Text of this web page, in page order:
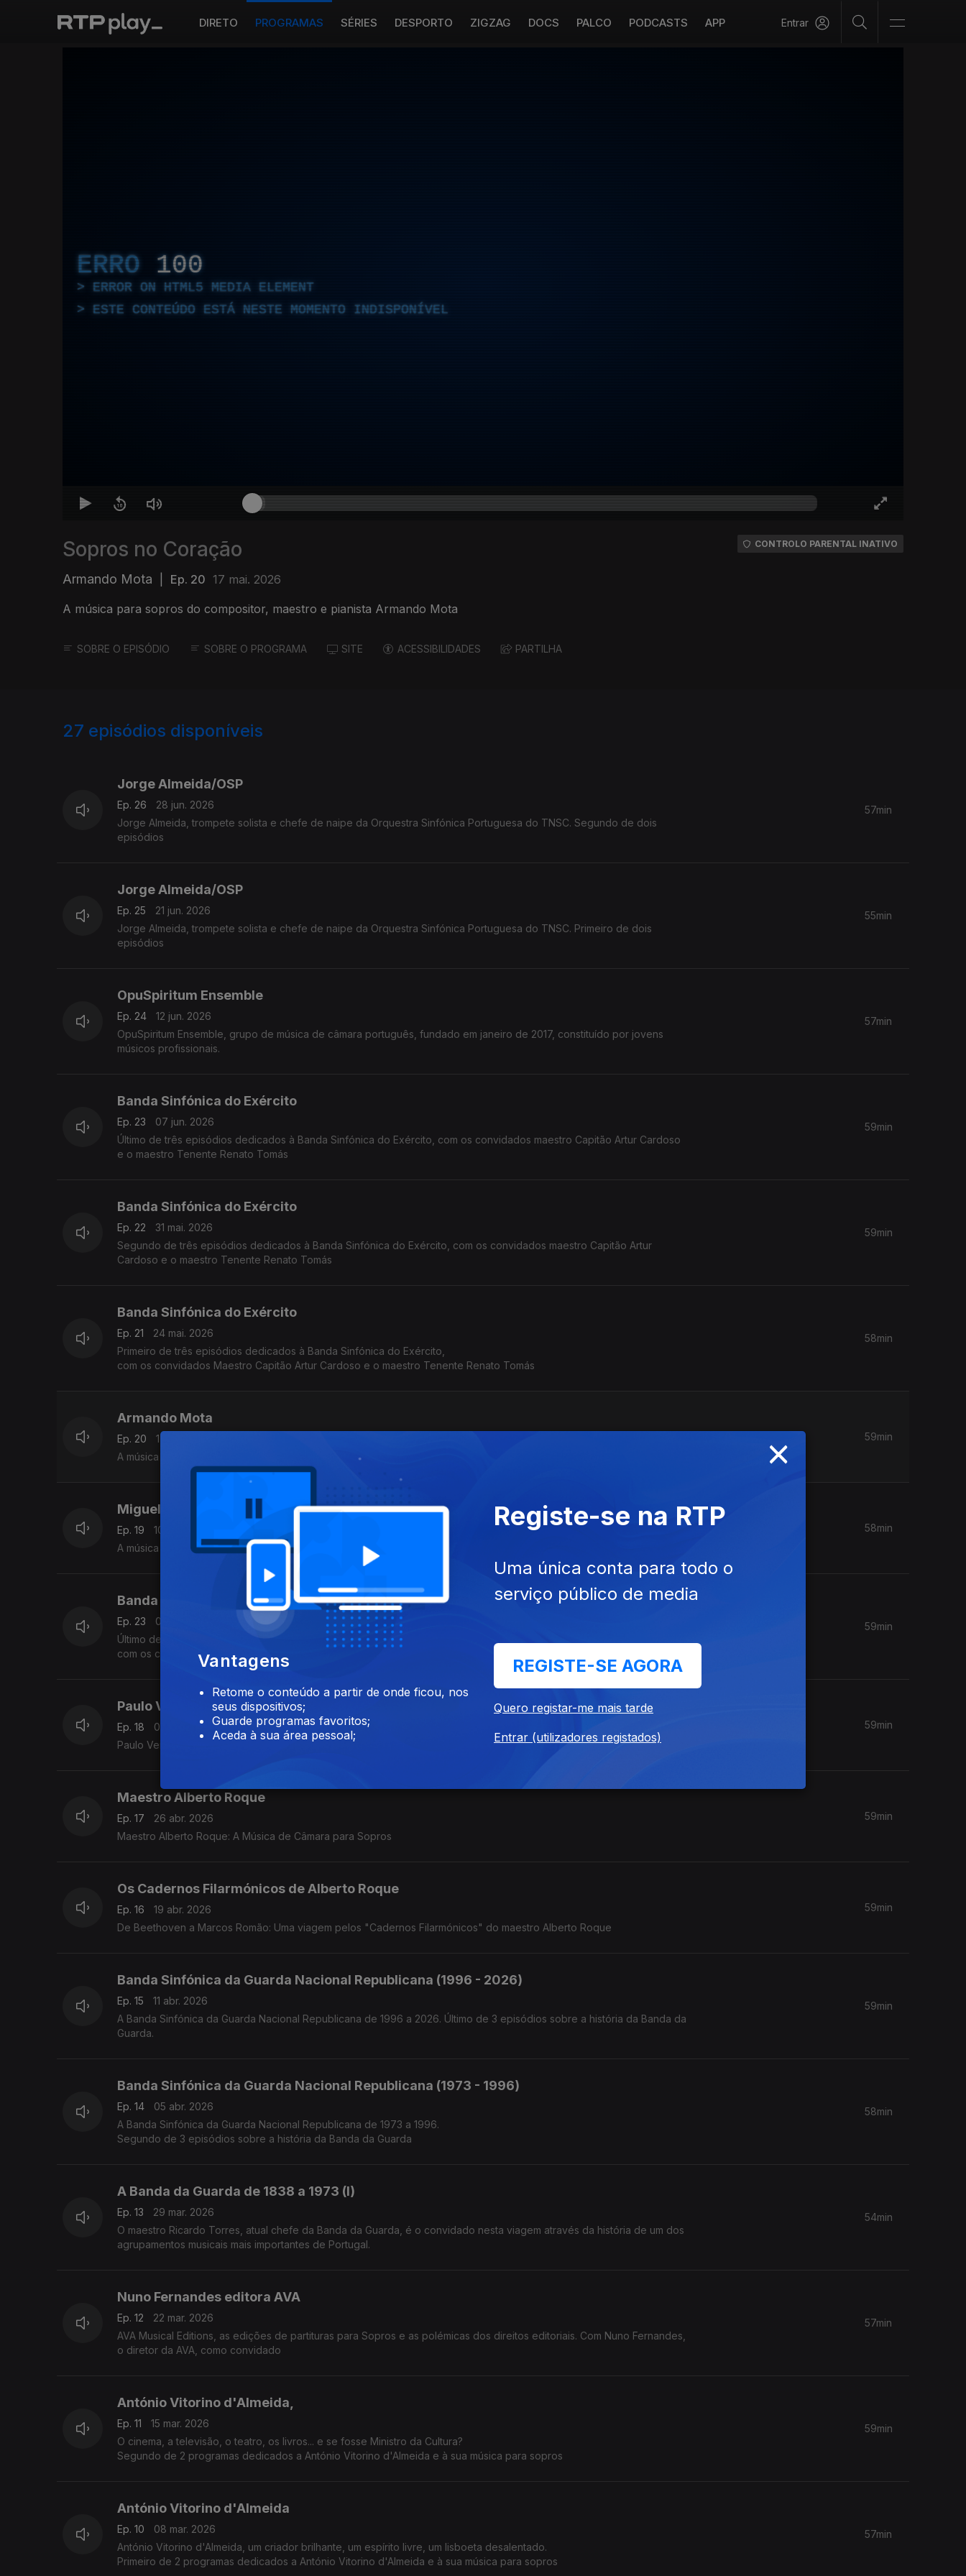
DIRETO PROGRAMAS SÉRIES DESPORTO ZIGZAG DOCS PALCO PODCASTS APP Entrar
ERRO 100
ERROR ON HTML5 MEDIA ELEMENT
ESTE CONTEÚDO ESTÁ NESTE MOMENTO INDISPONÍVEL
Sopros no Coração
Armando Mota Ep. 20 17 mai. 2026
A música para sopros do compositor, maestro e pianista Armando Mota
CONTROLO PARENTAL INATIVO
SOBRE O EPISÓDIO SOBRE O PROGRAMA SITE ACESSIBILIDADES PARTILHA
27 episódios disponíveis
Jorge Almeida/OSP
Ep. 26
28 jun. 2026
Jorge Almeida, trompete solista e chefe de naipe da Orquestra Sinfónica Portuguesa do TNSC. Segundo de dois
episódios
57min
Jorge Almeida/OSP
Ep. 25
21 jun. 2026
Jorge Almeida, trompete solista e chefe de naipe da Orquestra Sinfónica Portuguesa do TNSC. Primeiro de dois
episódios
55min
OpuSpiritum Ensemble
Ep. 24
12 jun. 2026
OpuSpiritum Ensemble, grupo de música de câmara português, fundado em janeiro de 2017, constituído por jovens
músicos profissionais.
57min
Banda Sinfónica do Exército
Ep. 23
07 jun. 2026
Último de três episódios dedicados à Banda Sinfónica do Exército, com os convidados maestro Capitão Artur Cardoso
e o maestro Tenente Renato Tomás
59min
Banda Sinfónica do Exército
Ep. 22
31 mai. 2026
Segundo de três episódios dedicados à Banda Sinfónica do Exército, com os convidados maestro Capitão Artur
Cardoso e o maestro Tenente Renato Tomás
59min
Banda Sinfónica do Exército
Ep. 21
24 mai. 2026
Primeiro de três episódios dedicados à Banda Sinfónica do Exército,
com os convidados Maestro Capitão Artur Cardoso e o maestro Tenente Renato Tomás
58min
Armando Mota
Ep. 20
17 mai. 2026
A música para sopros do compositor, maestro e pianista Armando Mota
59min
Miguel Azguime,
Ep. 19
10 mai. 2026
A música para sopros do compositor e performer Miguel Azguime
58min
Banda Sinfónica do Exército
Ep. 23
07 mai. 2026
Último de três episódios dedicados à Banda Sinfónica do Exército,
com os convidados maestro Capitão Artur Cardoso e o maestro Tenente Renato Tomás
59min
Paulo Veiga
Ep. 18
03 mai. 2026
Paulo Veiga: "O Concurso para Trompete da Póvoa de Varzim".
59min
Maestro Alberto Roque
Ep. 17
26 abr. 2026
Maestro Alberto Roque: A Música de Câmara para Sopros
59min
Os Cadernos Filarmónicos de Alberto Roque
Ep. 16
19 abr. 2026
De Beethoven a Marcos Romão: Uma viagem pelos "Cadernos Filarmónicos" do maestro Alberto Roque
59min
Banda Sinfónica da Guarda Nacional Republicana (1996 - 2026)
Ep. 15
11 abr. 2026
A Banda Sinfónica da Guarda Nacional Republicana de 1996 a 2026. Último de 3 episódios sobre a história da Banda da
Guarda.
59min
Banda Sinfónica da Guarda Nacional Republicana (1973 - 1996)
Ep. 14
05 abr. 2026
A Banda Sinfónica da Guarda Nacional Republicana de 1973 a 1996.
Segundo de 3 episódios sobre a história da Banda da Guarda
58min
A Banda da Guarda de 1838 a 1973 (I)
Ep. 13
29 mar. 2026
O maestro Ricardo Torres, atual chefe da Banda da Guarda, é o convidado nesta viagem através da história de um dos
agrupamentos musicais mais importantes de Portugal.
54min
Nuno Fernandes editora AVA
Ep. 12
22 mar. 2026
AVA Musical Editions, as edições de partituras para Sopros e as polémicas dos direitos editoriais. Com Nuno Fernandes,
o diretor da AVA, como convidado
57min
António Vitorino d'Almeida,
Ep. 11
15 mar. 2026
O cinema, a televisão, o teatro, os livros... e se fosse Ministro da Cultura?
Segundo de 2 programas dedicados a António Vitorino d'Almeida e à sua música para sopros
59min
António Vitorino d'Almeida
Ep. 10
08 mar. 2026
António Vitorino d'Almeida, um criador brilhante, um espírito livre, um lisboeta desalentado.
Primeiro de 2 programas dedicados a António Vitorino d'Almeida e à sua música para sopros
57min
×
Vantagens
Retome o conteúdo a partir de onde ficou, nos
seus dispositivos;
Guarde programas favoritos;
Aceda à sua área pessoal;
Registe-se na RTP
Uma única conta para todo o
serviço público de media
REGISTE-SE AGORA
Quero registar-me mais tarde
Entrar (utilizadores registados)